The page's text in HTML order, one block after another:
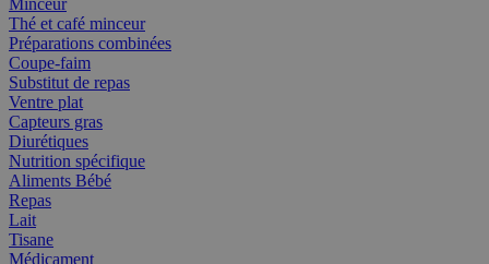
Minceur
Thé et café minceur
Préparations combinées
Coupe-faim
Substitut de repas
Ventre plat
Capteurs gras
Diurétiques
Nutrition spécifique
Aliments Bébé
Repas
Lait
Tisane
Médicament